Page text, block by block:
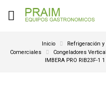
Inicio Refrigeración y
Comerciales
Congeladores
IMBERA PRO RIB23F-1